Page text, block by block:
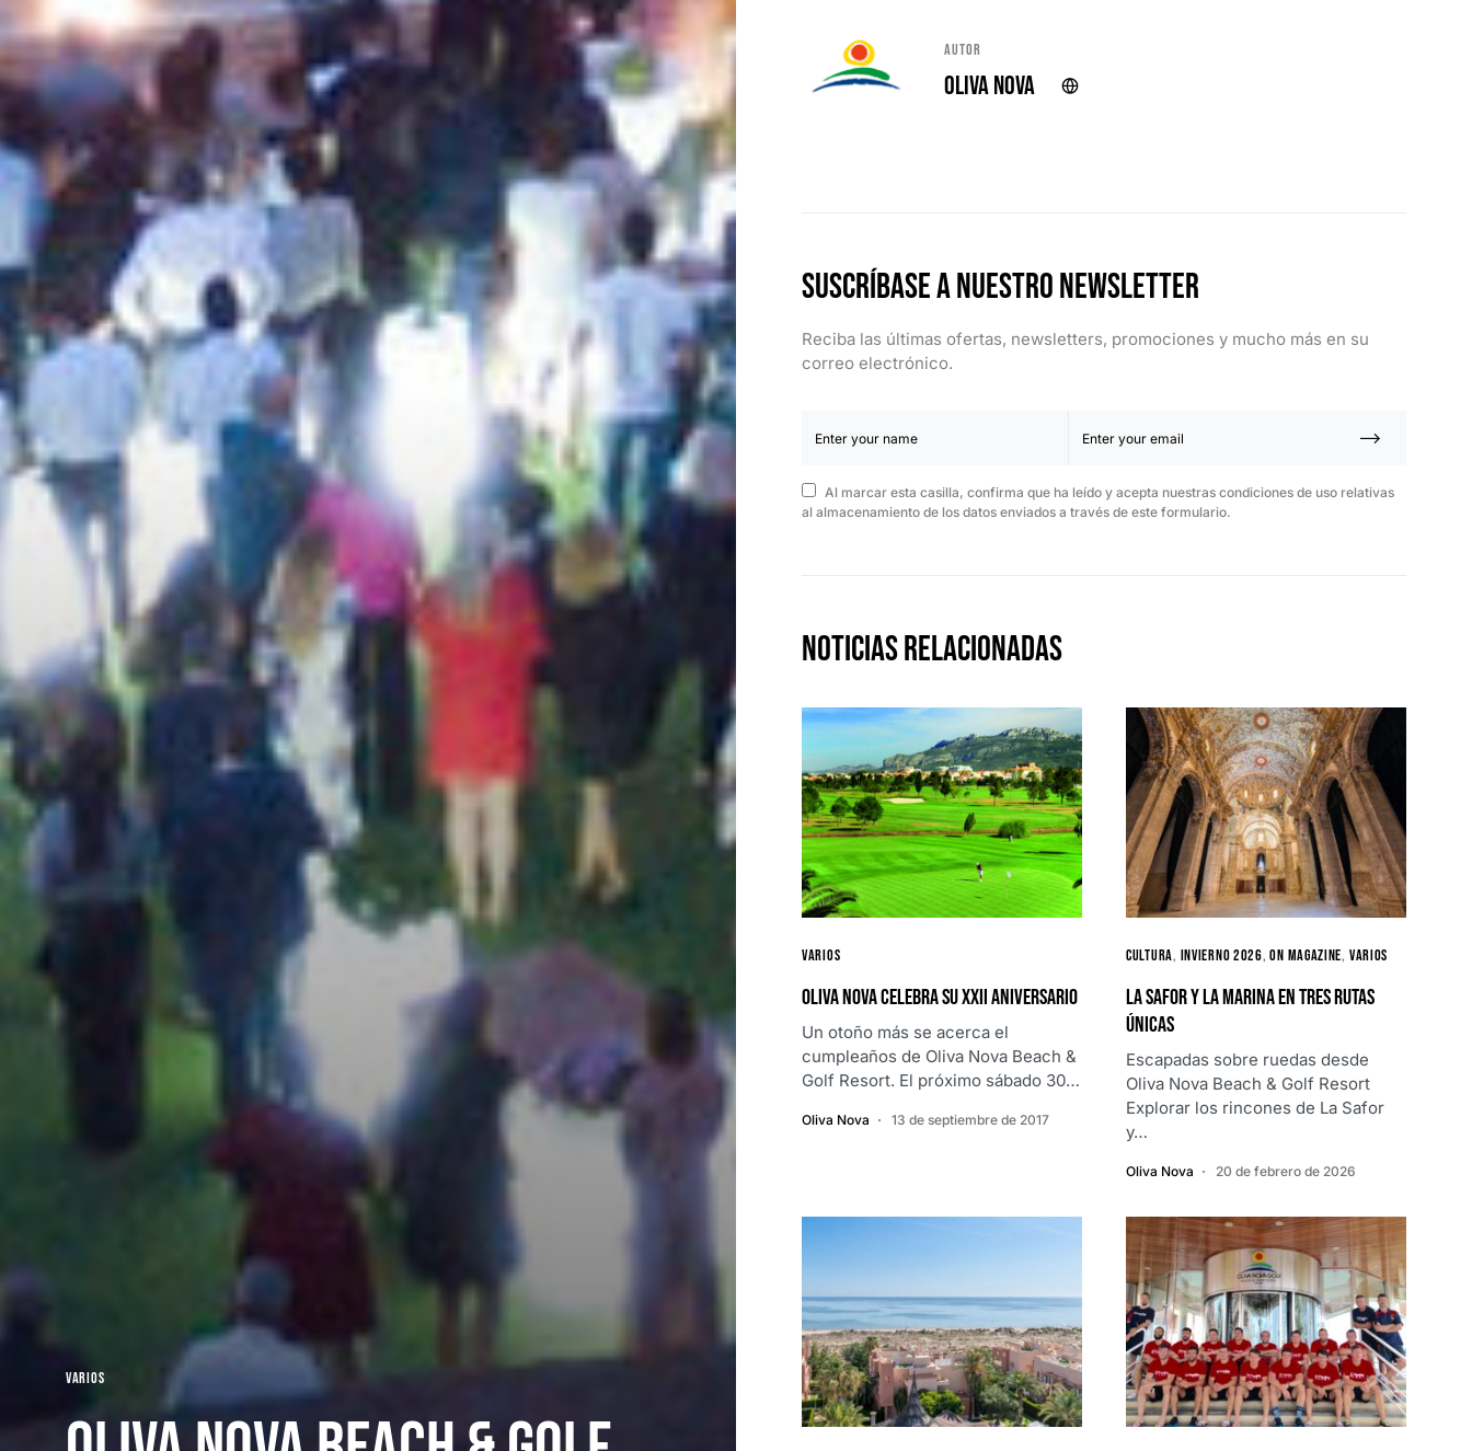
Varios
Autor
Oliva Nova
Suscríbase a nuestro Newsletter
Reciba las últimas ofertas, newsletters, promociones y mucho más en su
correo electrónico.
Al marcar esta casilla, confirma que ha leído y acepta nuestras condiciones de uso relativas
al almacenamiento de los datos enviados a través de este formulario.
Noticias Relacionadas
Varios
Oliva Nova celebra su XXII aniversario
Un otoño más se acerca el
cumpleaños de Oliva Nova Beach &
Golf Resort. El próximo sábado 30…
Oliva Nova 13 de septiembre de 2017
Cultura Invierno 2026 ON MAGAZINE Varios
La Safor y La Marina en tres rutas
únicas
Escapadas sobre ruedas desde
Oliva Nova Beach & Golf Resort
Explorar los rincones de La Safor
y…
Oliva Nova 20 de febrero de 2026